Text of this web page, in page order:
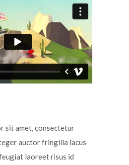
sit amet, consectetur
auctor fringilla lacus
laoreet risus id